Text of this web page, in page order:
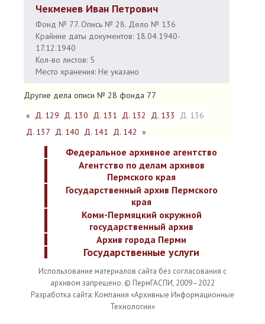
Чекменев Иван Петрович
Фонд № 77. Опись № 28. Дело № 136
Крайние даты документов: 18.04.1940-
17.12.1940
Кол-во листов: 5
Место хранения: Не указано
Другие дела описи № 28 фонда 77
« Д. 129 Д. 130 Д. 131 Д. 132 Д. 133
Д. 136
Д. 137 Д. 140 Д. 141 Д. 142 »
Федеральное архивное агентство
Агентство по делам архивов
Пермского края
Государственный архив Пермского
края
Коми-Пермяцкий окружной
государственный архив
Архив города Перми
Государственные услуги
Использование материалов сайта без согласования с
архивом запрещено. © ПермГАСПИ, 2009–2022
Разработка сайта: Компания «Архивные Информационные
Технологии»